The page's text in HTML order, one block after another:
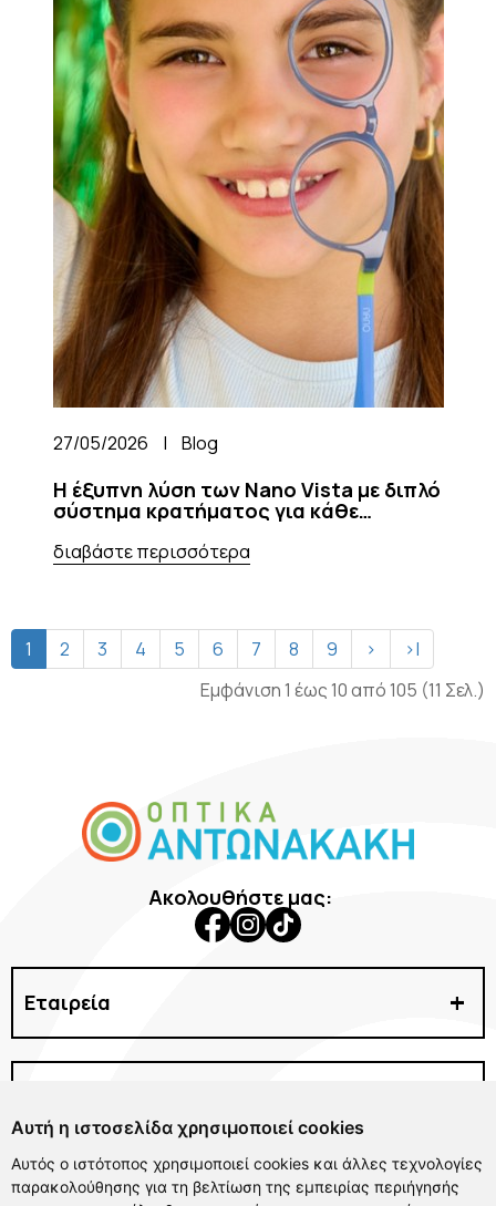
Αυτή η ιστοσελίδα χρησιμοποιεί cookies
Αυτός ο ιστότοπος χρησιμοποιεί cookies και άλλες τεχνολογίες
παρακολούθησης για τη βελτίωση της εμπειρίας περιήγησής
27/05/2026 | Blog
Η έξυπνη λύση των Nano Vista με διπλό
σύστημα κρατήματος για κάθε
διαβάστε περισσότερα
1 2 3 4 5 6 7 8 9 >
>|
Εμφάνιση 1 έως 10 από 105 (11 Σελ.)
Ακολουθήστε μας:
Εταιρεία
Γυαλιά Ηλίου
Φακοί Επαφής
Αξεσουάρ
Μάσκες Σκι
Δωρεάν αλλαγές & επιστροφές
Καταστήματα & σημεία παραλαβής
Επικοινωνία